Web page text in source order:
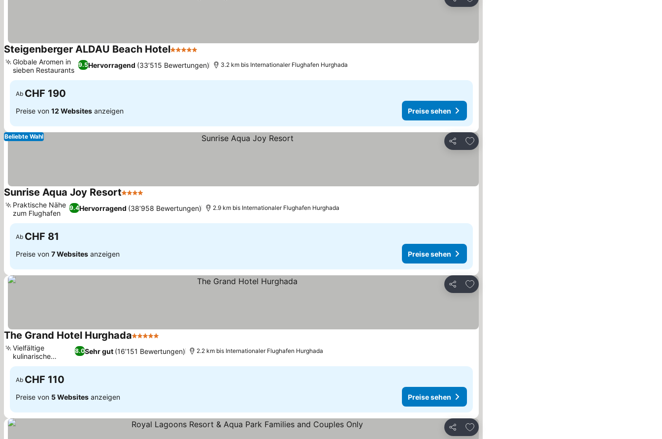
Teilen
Steigenberger ALDAU Beach Hotel5 Sterne
9.5Hervorragend (33’515 Bewertungen)
Globale Aromen in
sieben Restaurants
3.2 km bis Internationaler Flughafen Hurghada
Ab CHF 190
Preise von 12 Websites anzeigen Preise sehen
Teilen
Zu Favoriten hinzufügen
Beliebte Wahl
Sunrise Aqua Joy Resort4 Sterne
9.4Hervorragend (38’958 Bewertungen)
Praktische Nähe
zum Flughafen
2.9 km bis Internationaler Flughafen Hurghada
Ab CHF 81
Preise von 7 Websites anzeigen Preise sehen
Teilen
Zu Favoriten hinzufügen
The Grand Hotel Hurghada5 Sterne
8.0Sehr gut (16’151 Bewertungen)
Vielfältige
kulinarische
Erlebnisse
2.2 km bis Internationaler Flughafen Hurghada
Ab CHF 110
Preise von 5 Websites anzeigen Preise sehen
Teilen
Zu Favoriten hinzufügen